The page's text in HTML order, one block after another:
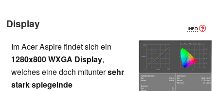
Display
Im Acer Aspire findet sich ein
1280x800 WXGA Display,
welches eine doch mituntersehr
stark spiegelnde